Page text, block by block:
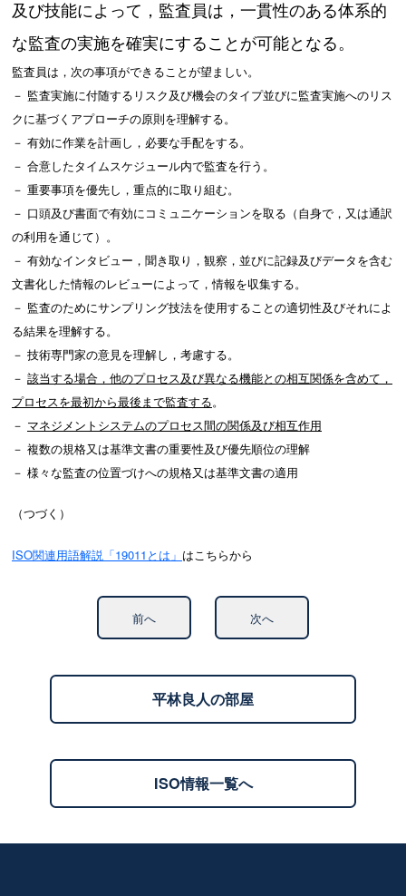
及び技能によって，監査員は，一貫性のある体系的
な監査の実施を確実にすることが可能となる。
監査員は，次の事項ができることが望ましい。
－ 監査実施に付随するリスク及び機会のタイプ並びに監査実施へのリス
クに基づくアプローチの原則を理解する。
－ 有効に作業を計画し，必要な手配をする。
－ 合意したタイムスケジュール内で監査を行う。
－ 重要事項を優先し，重点的に取り組む。
－ 口頭及び書面で有効にコミュニケーションを取る（自身で，又は通訳
の利用を通じて）。
－ 有効なインタビュー，聞き取り，観察，並びに記録及びデータを含む
文書化した情報のレビューによって，情報を収集する。
－ 監査のためにサンプリング技法を使用することの適切性及びそれによ
る結果を理解する。
－ 技術専門家の意見を理解し，考慮する。
－ 該当する場合，他のプロセス及び異なる機能との相互関係を含めて，
プロセスを最初から最後まで監査する。
－ マネジメントシステムのプロセス間の関係及び相互作用
－ 複数の規格又は基準文書の重要性及び優先順位の理解
－ 様々な監査の位置づけへの規格又は基準文書の適用
（つづく）
ISO関連用語解説「19011とは」 はこちらから
前へ 次へ
平林良人の部屋
ISO情報一覧へ